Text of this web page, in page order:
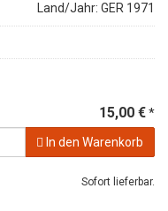
Land/Jahr: GER 1971
15,00 €*
In den Warenkorb
Sofort lieferbar.